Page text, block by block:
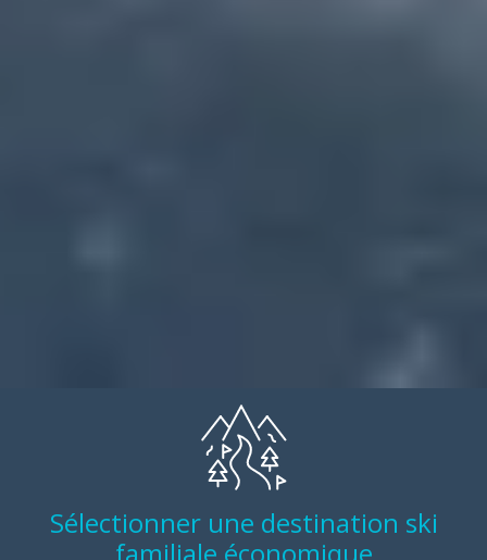
Sélectionner une destination ski
familiale économique